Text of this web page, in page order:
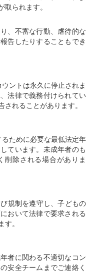
られます。
、不審な行動、虐待的な
告したりすることもでき
ントは永久に停止されま
法律で義務付けられてい
れることがあります。
ために必要な最低法定年
ています。未成年者のも
削除される場合がありま
規制を遵守し、子どもの
おいて法律で要求される
。
者に関わる不適切なコン
安全チームまでご連絡く